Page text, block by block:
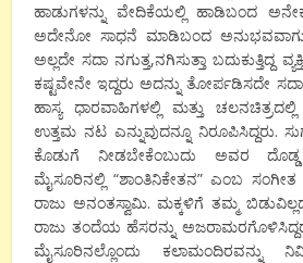
ಹಾಡುಗಳನ್ನು ವೇದಿಕೆಯಲ್ಲಿ ಹಾಡಿಬಂದ
ಅದೇನೋ ಸಾಧನೆ ಮಾಡಿಬಂದ
ಅಲ್ಲದೇ ಸದಾ ನಗುತ್ತ,ನಗಿಸುತ್ತಾ ಬದುಕುತ್ತಿದ್ದ
ಕಷ್ಟವೇನೇ ಇದ್ದರು ಅದನ್ನು ತೋರ್ಪಡಿಸದೇ ಸದಾ
ಹಾಸ್ಯ ಧಾರವಾಹಿಗಳಲ್ಲಿ ಮತ್ತು
ಉತ್ತಮ ನಟ ಎನ್ನುವುದನ್ನೂ ನಿರೂಪಿಸಿದ್ದರು.
ಕೊಡುಗೆ ನೀಡಬೇಕೆಂಬುದು ಅವರ
ಮೈಸೂರಿನಲ್ಲಿ “ಶಾಂತಿನಿಕೇತನ” ಎಂಬ
ರಾಜು ಅನಂತಸ್ವಾಮಿ. ಮಕ್ಕಳಿಗೆ ತಮ್ಮ
ರಾಜು ತಂದೆಯ ಹೆಸರನ್ನು
ಮೈಸೂರಿನಲ್ಲೊಂದು ಕಲಾಮಂದಿರವನ್ನು